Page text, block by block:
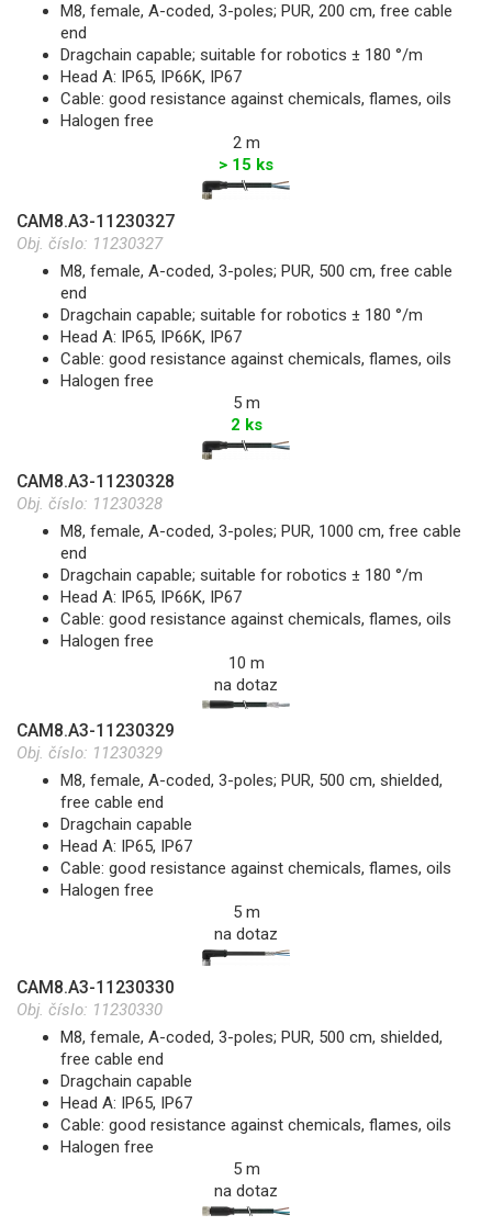
M8, female, A-coded, 3-poles; PUR, 200 cm, free cable
end
Dragchain capable; suitable for robotics ± 180 °/m
Head A: IP65, IP66K, IP67
Cable: good resistance against chemicals, flames, oils
Halogen free
2 m
> 15 ks
CAM8.A3-11230327
Obj. číslo: 11230327
M8, female, A-coded, 3-poles; PUR, 500 cm, free cable
end
Dragchain capable; suitable for robotics ± 180 °/m
Head A: IP65, IP66K, IP67
Cable: good resistance against chemicals, flames, oils
Halogen free
5 m
2 ks
CAM8.A3-11230328
Obj. číslo: 11230328
M8, female, A-coded, 3-poles; PUR, 1000 cm, free cable
end
Dragchain capable; suitable for robotics ± 180 °/m
Head A: IP65, IP66K, IP67
Cable: good resistance against chemicals, flames, oils
Halogen free
10 m
na dotaz
CAM8.A3-11230329
Obj. číslo: 11230329
M8, female, A-coded, 3-poles; PUR, 500 cm, shielded,
free cable end
Dragchain capable
Head A: IP65, IP67
Cable: good resistance against chemicals, flames, oils
Halogen free
5 m
na dotaz
CAM8.A3-11230330
Obj. číslo: 11230330
M8, female, A-coded, 3-poles; PUR, 500 cm, shielded,
free cable end
Dragchain capable
Head A: IP65, IP67
Cable: good resistance against chemicals, flames, oils
Halogen free
5 m
na dotaz